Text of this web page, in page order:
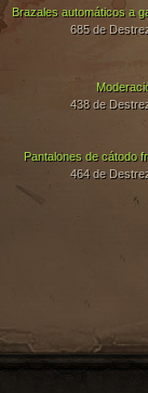
Brazales automáticos a
685 de
Pantalones de cátodo
464 de
438 de